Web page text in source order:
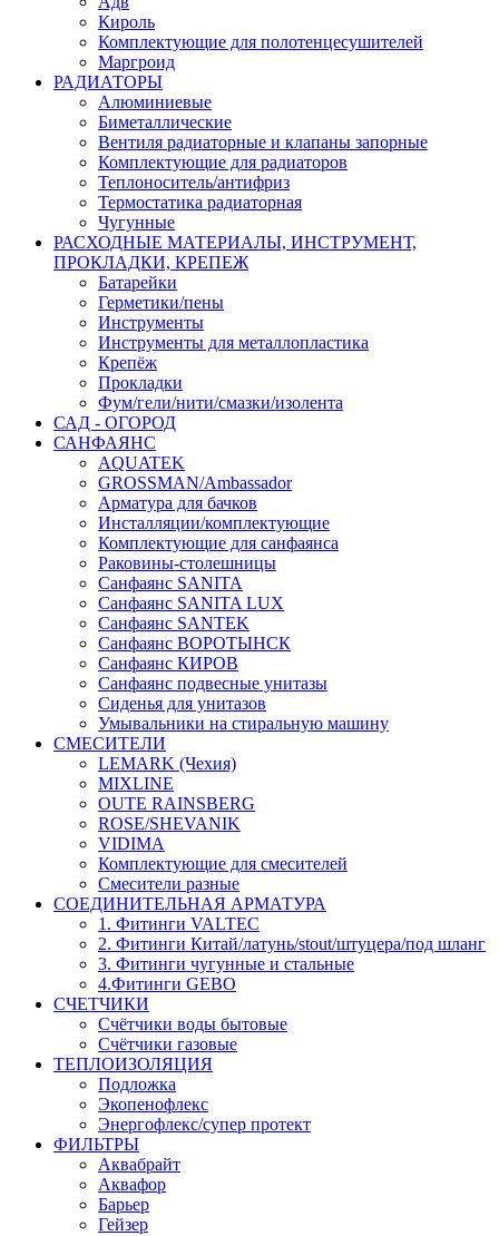
Кироль
Комплектующие для полотенцесушителей
Маргроид
РАДИАТОРЫ
Алюминиевые
Биметаллические
Вентиля радиаторные и клапаны запорные
Комплектующие для радиаторов
Теплоноситель/антифриз
Термостатика радиаторная
Чугунные
РАСХОДНЫЕ МАТЕРИАЛЫ, ИНСТРУМЕНТ,
ПРОКЛАДКИ, КРЕПЕЖ
Батарейки
Герметики/пены
Инструменты
Инструменты для металлопластика
Крепёж
Прокладки
Фум/гели/нити/смазки/изолента
САД - ОГОРОД
САНФАЯНС
AQUATEK
GROSSMAN/Ambassador
Арматура для бачков
Инсталляции/комплектующие
Комплектующие для санфаянса
Раковины-столешницы
Санфаянс SANITA
Санфаянс SANITA LUX
Санфаянс SANTEK
Санфаянс ВОРОТЫНСК
Санфаянс КИРОВ
Санфаянс подвесные унитазы
Сиденья для унитазов
Умывальники на стиральную машину
СМЕСИТЕЛИ
LEMARK (Чехия)
MIXLINE
OUTE RAINSBERG
ROSE/SHEVANIK
VIDIMA
Комплектующие для смесителей
Смесители разные
СОЕДИНИТЕЛЬНАЯ АРМАТУРА
1. Фитинги VALTEC
2. Фитинги Китай/латунь/stout/штуцера/под шланг
3. Фитинги чугунные и стальные
4.Фитинги GEBO
СЧЕТЧИКИ
Счётчики воды бытовые
Счётчики газовые
ТЕПЛОИЗОЛЯЦИЯ
Подложка
Экопенофлекс
Энергофлекс/супер протект
ФИЛЬТРЫ
Аквабрайт
Аквафор
Барьер
Гейзер